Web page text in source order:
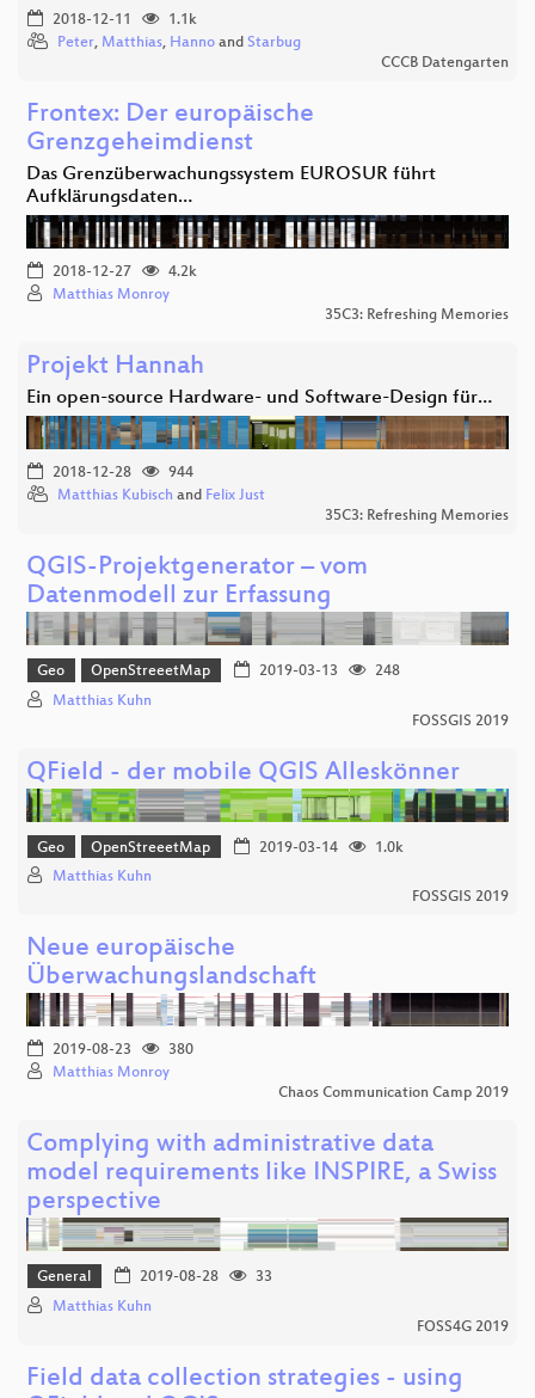
2018-12-11
1.1k
Peter, Matthias, Hanno and Starbug
CCCB Datengarten
Frontex: Der europäische
Grenzgeheimdienst
Das Grenzüberwachungssystem EUROSUR führt
Aufklärungsdaten…
2018-12-27
4.2k
Matthias Monroy
35C3: Refreshing Memories
Projekt Hannah
Ein open-source Hardware- und Software-Design für…
2018-12-28
944
Matthias Kubisch and Felix Just
35C3: Refreshing Memories
QGIS-Projektgenerator – vom
Datenmodell zur Erfassung
Geo OpenStreeetMap 2019-03-13
248
Matthias Kuhn
FOSSGIS 2019
QField - der mobile QGIS Alleskönner
Geo OpenStreeetMap 2019-03-14
1.0k
Matthias Kuhn
FOSSGIS 2019
Neue europäische
Überwachungslandschaft
2019-08-23
380
Matthias Monroy
Chaos Communication Camp 2019
Complying with administrative data
model requirements like INSPIRE, a Swiss
perspective
General 2019-08-28
33
Matthias Kuhn
FOSS4G 2019
Field data collection strategies - using